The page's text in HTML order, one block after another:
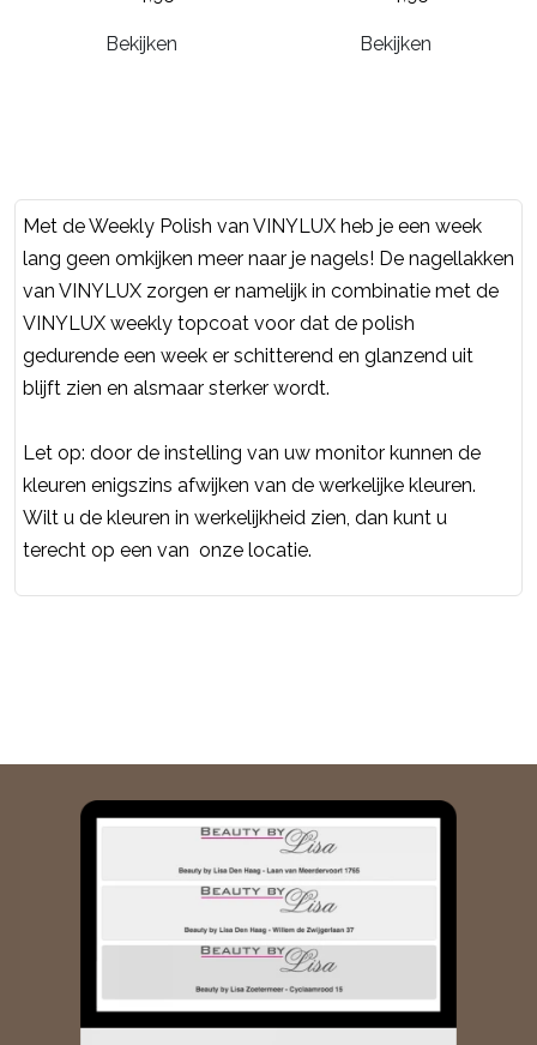
Bekijken Bekijken
Met de Weekly Polish van VINYLUX heb je een week
lang geen omkijken meer naar je nagels! De nagellakken
van VINYLUX zorgen er namelijk in combinatie met de
VINYLUX weekly topcoat voor dat de polish
gedurende een week er schitterend en glanzend uit
blijft zien en alsmaar sterker wordt.
Let op: door de instelling van uw monitor kunnen de
kleuren enigszins afwijken van de werkelijke kleuren.
Wilt u de kleuren in werkelijkheid zien, dan kunt u
terecht op een van onze locatie.